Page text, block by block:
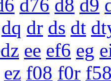
d76 d8 d9
dq dr ds dt
ee ef6 eg
ez f08 f0r